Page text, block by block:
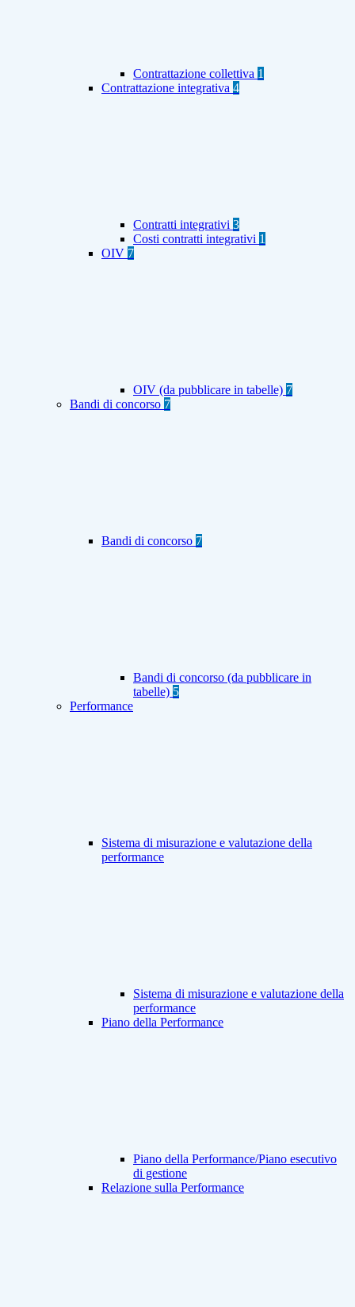
Contrattazione collettiva 1
Contrattazione integrativa 4
Contratti integrativi 3
Costi contratti integrativi 1
OIV 7
OIV (da pubblicare in tabelle) 7
Bandi di concorso 7
Bandi di concorso 7
Bandi di concorso (da pubblicare in
tabelle) 5
Performance
Sistema di misurazione e valutazione della
performance
Sistema di misurazione e valutazione della
performance
Piano della Performance
Piano della Performance/Piano esecutivo
di gestione
Relazione sulla Performance